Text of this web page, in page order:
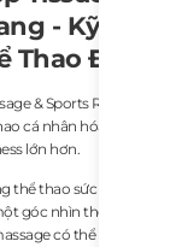
- Kỹ
Thao Độc
& Sports Rehab Da
cá nhân hóa hơn so
lớn hơn.
thể thao sức bền và
góc nhìn thể thao rõ
có thể tạo lực ấn,